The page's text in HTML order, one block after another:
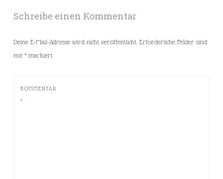
Schreibe einen Kommentar
Deine E-Mail-Adresse wird nicht veröffentlicht. Erforderliche Felder sind
mit *markiert
KOMMENTAR
*